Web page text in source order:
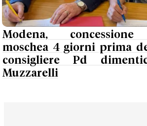
Modena, concessione
moschea 4 giorni prima
consigliere Pd
Muzzarelli